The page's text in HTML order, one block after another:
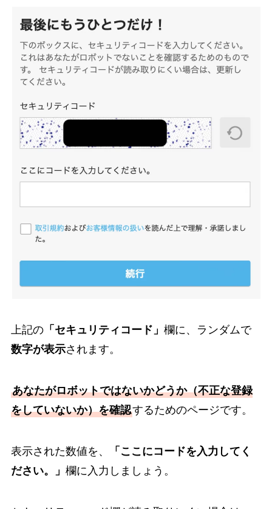
上記の「セキュリティコード」 欄に、ランダムで
数字が表示されます。
あなたがロボットではないかどうか（不正な登録
をしていないか）を確認するためのページです。
表示された数値を、
「ここにコードを入力してく
ださい。」 欄に入力しましょう。